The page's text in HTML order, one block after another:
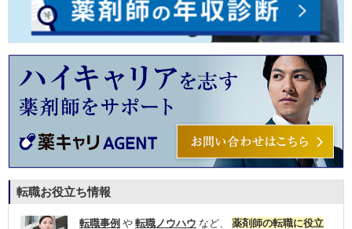
転職お役立ち情報
転職事例 や 転職ノウハウ など、 薬剤師の転職に役立